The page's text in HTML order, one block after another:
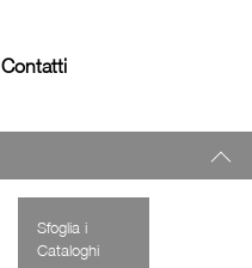
Contatti
Sfoglia i
Cataloghi